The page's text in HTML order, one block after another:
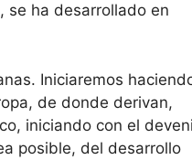
se ha desarrollado en
Iniciaremos
de donde derivan,
iniciando con el
posible, del desarrollo